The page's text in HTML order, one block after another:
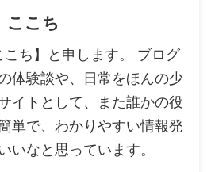
ここち
ち】と申します。 ブログ
体験談や、日常をほんの少
イトとして、また誰かの役
単で、わかりやすい情報発
いなと思っています。